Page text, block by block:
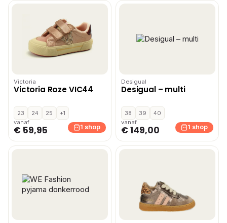
Victoria
Victoria Roze VIC44
23 24 25
+1
vanaf
€ 59,95 1 shop
Desigual
Desigual – multi
38 39
40
vanaf
€ 149,00 1 shop